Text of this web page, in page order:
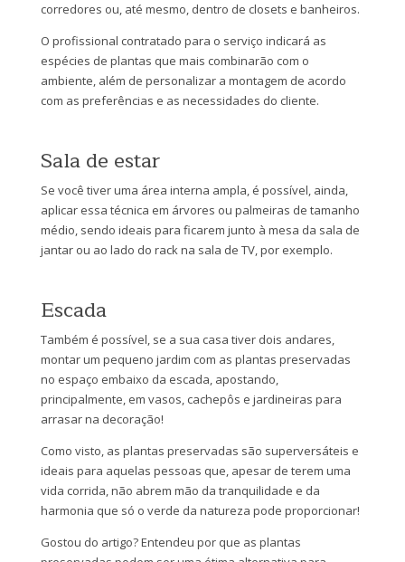
corredores ou, até mesmo, dentro de closets e banheiros.
O profissional contratado para o serviço indicará as
espécies de plantas que mais combinarão com o
ambiente, além de personalizar a montagem de acordo
com as preferências e as necessidades do cliente.
Sala de estar
Se você tiver uma área interna ampla, é possível, ainda,
aplicar essa técnica em árvores ou palmeiras de tamanho
médio, sendo ideais para ficarem junto à mesa da sala de
jantar ou ao lado do rack na sala de TV, por exemplo.
Escada
Também é possível, se a sua casa tiver dois andares,
montar um pequeno jardim com as plantas preservadas
no espaço embaixo da escada, apostando,
principalmente, em vasos, cachepôs e jardineiras para
arrasar na decoração!
Como visto, as plantas preservadas são superversáteis e
ideais para aquelas pessoas que, apesar de terem uma
vida corrida, não abrem mão da tranquilidade e da
harmonia que só o verde da natureza pode proporcionar!
Gostou do artigo? Entendeu por que as plantas